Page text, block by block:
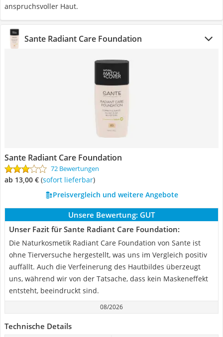
anspruchsvoller Haut.
Sante Radiant Care Foundation
Sante Radiant Care Foundation
72 Bewertungen
ab 13,00 € ( Sofort lieferbar)
Preisvergleich und weitere Angebote
Unsere Bewertung: GUT
Unser Fazit für Sante Radiant Care Foundation:
Die Naturkosmetik Radiant Care Foundation von Sante ist
ohne Tierversuche hergestellt, was uns im Vergleich positiv
auffällt. Auch die Verfeinerung des Hautbildes überzeugt
uns, während wir von der Tatsache, dass kein Maskeneffekt
entsteht, beeindruckt sind.
08/2026
Technische Details